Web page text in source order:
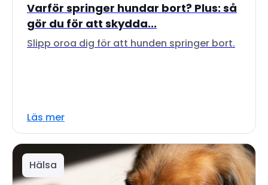
Varför springer hundar bort? Plus: så
gör du för att skydda...
Slipp oroa dig för att hunden springer bort.
Läs mer
Hälsa